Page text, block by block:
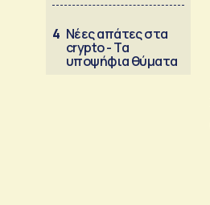
4 Νέες απάτες στα
crypto - Τα
υποψήφια θύματα